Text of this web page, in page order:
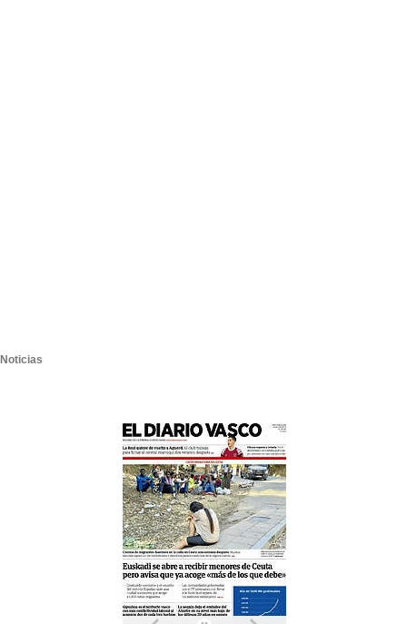
Noticias